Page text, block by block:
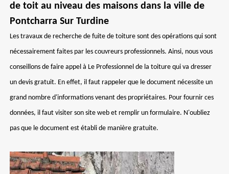
de toit au niveau des maisons dans la ville de
Pontcharra Sur Turdine
Les travaux de recherche de fuite de toiture sont des opérations qui sont
nécessairement faites par les couvreurs professionnels. Ainsi, nous vous
conseillons de faire appel à Le Professionnel de la toiture qui va dresser
un devis gratuit. En effet, il faut rappeler que le document nécessite un
grand nombre d'informations venant des propriétaires. Pour fournir ces
données, il faut visiter son site web et remplir un formulaire. N'oubliez
pas que le document est établi de manière gratuite.